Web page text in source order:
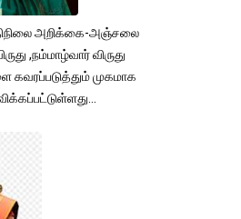
அறிக்கை-அஞ்சலை
,நம்மாழ்வார் விருது
கவரப்படுத்தும் முகமாக